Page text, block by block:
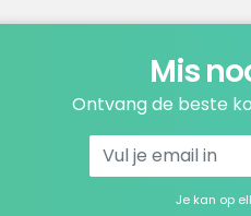
Mis
Ontvang de beste
Je kan op